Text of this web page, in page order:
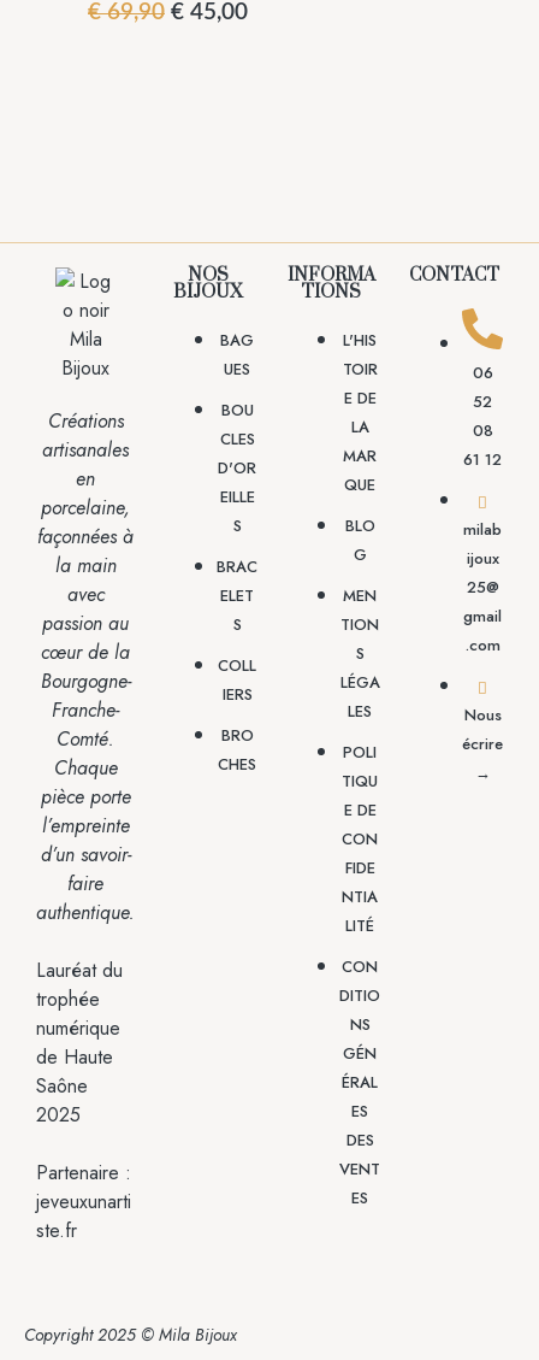
€69,90 € 45,00
Créations
artisanales
en
porcelaine,
façonnées à
la main
avec
passion au
cœur de la
Bourgogne-
Franche-
Comté.
Chaque
pièce porte
l’empreinte
d’un savoir-
faire
authentique.
Lauréat du
trophée
numérique
de Haute
Saône
2025
Partenaire :
jeveuxunarti
ste.fr
NOS
BIJOUX
BAG
UES
BOU
CLES
D'OR
EILLE
S
BRAC
ELET
S
COLL
IERS
BRO
CHES
INFORMA
TIONS
L'HIS
TOIR
E DE
LA
MAR
QUE
BLO
G
MEN
TION
S
LÉGA
LES
POLI
TIQU
E DE
CON
FIDE
NTIA
LITÉ
CON
DITIO
NS
GÉN
ÉRAL
ES
DES
VENT
ES
CONTACT
06
52
08
61 12
milab
ijoux
25@
gmail
.com
Nous
écrire
→
Copyright 2025 © Mila Bijoux